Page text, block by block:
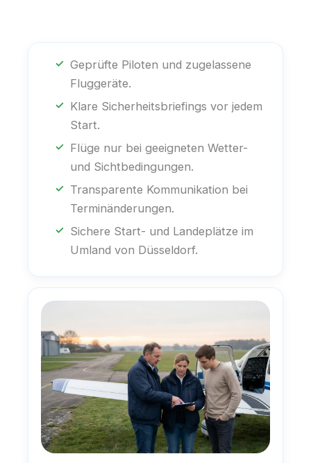
Geprüfte Piloten und zugelassene
Fluggeräte.
Klare Sicherheitsbriefings vor jedem
Start.
Flüge nur bei geeigneten Wetter-
und Sichtbedingungen.
Transparente Kommunikation bei
Terminänderungen.
Sichere Start- und Landeplätze im
Umland von Düsseldorf.